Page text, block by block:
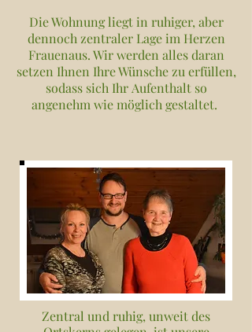
Die Wohnung liegt in ruhiger, aber
dennoch zentraler Lage im Herzen
Frauenaus. Wir werden alles daran
setzen Ihnen Ihre Wünsche zu erfüllen,
sodass sich Ihr Aufenthalt so
angenehm wie möglich gestaltet.
Zentral und ruhig, unweit des